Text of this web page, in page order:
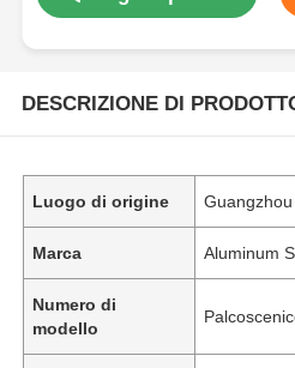
DESCRIZIONE DI
Luogo di origine Guangzhou
Marca Aluminum
Numero di
modello